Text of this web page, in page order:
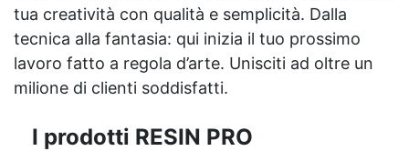
tua creatività con qualità e semplicità. Dalla
tecnica alla fantasia: qui inizia il tuo prossimo
lavoro fatto a regola d’arte. Unisciti ad oltre un
milione di clienti soddisfatti.
I prodotti RESIN PRO